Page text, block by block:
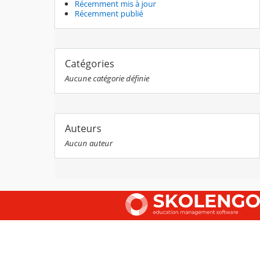
Récemment mis à jour
Récemment publié
Catégories
Aucune catégorie définie
Auteurs
Aucun auteur